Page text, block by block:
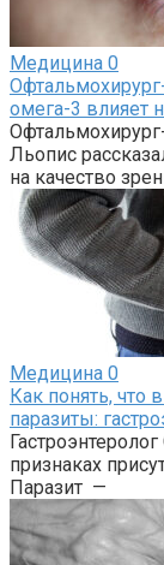
Медицина 0
омега-3 влияет
Льопис
на качество
Медицина 0
Как понять, что
паразиты:
признаках
Паразит —